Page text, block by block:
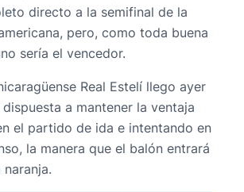
directo a la semifinal de la
pero, como toda buena
sería el vencedor.
Real Estelí llego ayer
a mantener la ventaja
el partido de ida e intentando en
la manera que el balón entrará